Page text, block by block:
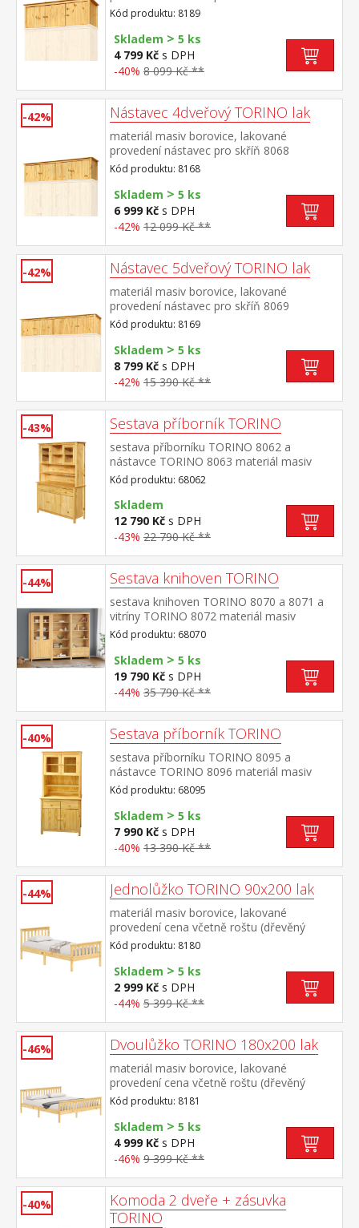
Kód produktu: 8189
Skladem > 5 ks
4 799 Kč s DPH
-40% 8 099 Kč **
-42% Nástavec 4dveřový TORINO lak
materiál masiv borovice, lakované
provedení nástavec pro skříň 8068
Kód produktu: 8168
Skladem > 5 ks
6 999 Kč s DPH
-42% 12 099 Kč **
-42% Nástavec 5dveřový TORINO lak
materiál masiv borovice, lakované
provedení nástavec pro skříň 8069
Kód produktu: 8169
Skladem > 5 ks
8 799 Kč s DPH
-42% 15 390 Kč **
-43% Sestava příborník TORINO
sestava příborníku TORINO 8062 a
nástavce TORINO 8063 materiál masiv
borovice, lakované provedení příborník: 3
dveře, 3 zásuvky s kovovými
pojezdy nástavec: dvoje prosklená
dvířka rozměr příborníku (š/h/v) 129 × 40 ×
80 cm rozměr nástavce (š/h/v) 129 × 33 ×
Kód produktu: 68062
Skladem
12 790 Kč s DPH
-43% 22 790 Kč **
-44% Sestava knihoven TORINO
sestava knihoven TORINO 8070 a 8071 a
vitríny TORINO 8072 materiál masiv
borovice, lakované provedení knihovna
8070: čtyři police knihovna 8071: tři police,
dvě zásuvky s kovovými pojezdy vitrína
8072: dvoje částečně prosklené dveře, čtyři
police rozměr knihovny 8070 (š/h/v) 85 × 37
37 × 190 cm rozměr vitríny 8072 (š/h/v) 85
× 37 × 190 cm
Kód produktu: 68070
Skladem > 5 ks
19 790 Kč s DPH
-44% 35 790 Kč **
-40% Sestava příborník TORINO
sestava příborníku TORINO 8095 a
nástavce TORINO 8096 materiál masiv
borovice, lakované provedení příborník: 2
zásuvky s kovovými pojezdy, 2 plné dveře,
1 police nástavec: 2 prosklené dveře, 1
police rozměr příborníku (š/h/v) 90 × 40 ×
80 cm rozměr nástavce (š/h/v) 90 × 33 ×
Kód produktu: 68095
Skladem > 5 ks
7 990 Kč s DPH
-40% 13 390 Kč **
-44% Jednolůžko TORINO 90x200 lak
materiál masiv borovice, lakované
provedení cena včetně roštu (dřevěný
laťkový) bez matrace doporučený rozměr
matrace 90 × 200 cm
Kód produktu: 8180
Skladem > 5 ks
2 999 Kč s DPH
-44% 5 399 Kč **
-46% Dvoulůžko TORINO 180x200 lak
materiál masiv borovice, lakované
provedení cena včetně roštu (dřevěný
laťkový) bez matrace doporučený rozměr
matrace 180 × 200 cm nebo 2 kusy 90 ×
200 cm
Kód produktu: 8181
Skladem > 5 ks
4 999 Kč s DPH
-46% 9 399 Kč **
-40%
Komoda 2 dveře + zásuvka
TORINO